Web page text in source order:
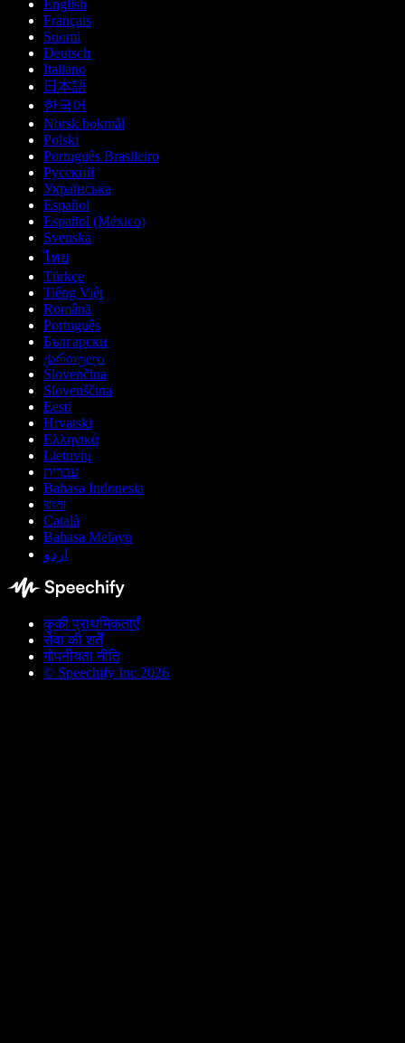
English
Français
Suomi
Deutsch
Italiano
日本語
한국어
Norsk bokmål
Polski
Português Brasileiro
Русский
Українська
Español
Español (México)
Svenska
ไทย
Türkçe
Tiếng Việt
Română
Português
Български
ქართული
Slovenčina
Slovenščina
Eesti
Hrvatski
Ελληνικά
Lietuvių
עברית
Bahasa Indonesia
বাংলা
Català
Bahasa Melayu
اردو
कुकी प्राथमिकताएँ
सेवा की शर्तें
गोपनीयता नीति
© Speechify Inc 2026